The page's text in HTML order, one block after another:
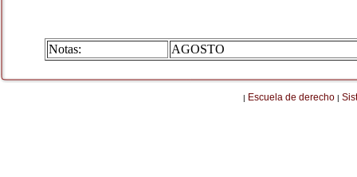
Notas: AGOSTO
| Escuela de derecho |